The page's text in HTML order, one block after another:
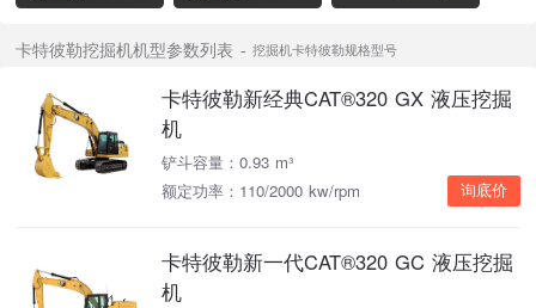
卡特彼勒挖掘机机型参数列表 挖掘机卡特彼勒规格型号
卡特彼勒新经典CAT®320 GX 液压挖掘
机
铲斗容量：0.93 m³
额定功率：110/2000 kw/rpm
询底价
卡特彼勒新一代CAT®320 GC 液压挖掘
机